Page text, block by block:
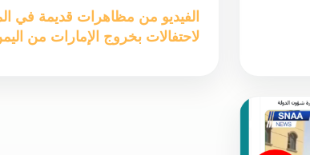
الفيديو من
لاحتفالات بخروج الإمارات من